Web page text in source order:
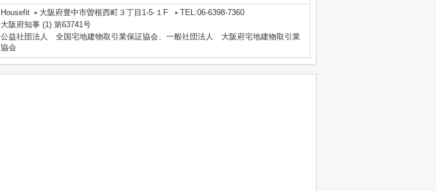
Housefit 大阪府豊中市曽根西町３丁目1-5-１F
TEL:06-6398-7360
大阪府知事 (1) 第63741号
公益社団法人 全国宅地建物取引業保証協会、一般社団法人 大阪府宅地建物取引業
協会